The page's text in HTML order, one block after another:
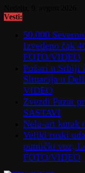
to
Vesti:
50.000
Izvedeno čak
FOTO/VIDEO
Požari u Srbiji
Situacija u
VIDEO
Zvezdi Pazar
SASTAVI
Nela-art kutak
Veliki ruski
putnički voz;
FOTO/VIDEO